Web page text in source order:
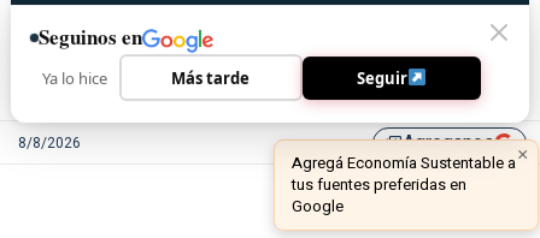
8/8/2026 library_addAgreganos
Seguinos en
Ya lo hice Más tarde Seguir